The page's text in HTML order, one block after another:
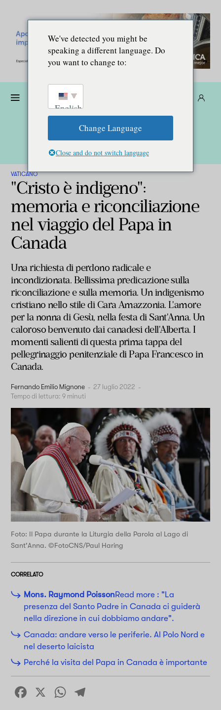
VATICANO
"Cristo è indigeno":
memoria e riconciliazione
nel viaggio del Papa in
Canada
Una richiesta di perdono radicale e
incondizionata. Bellissima predicazione sulla
riconciliazione e sulla memoria. Un indigenismo
cristiano nello stile di Cara Amazzonia. L'amore
per la nonna di Gesù, nella festa di Sant'Anna. Un
caloroso benvenuto dai canadesi dell'Alberta. I
momenti salienti di questa prima tappa del
pellegrinaggio penitenziale di Papa Francesco in
Canada.
Fernando Emilio Mignone - 27 luglio 2022 -
Tempo di lettura: 9 minuti
Foto: Il Papa durante la Liturgia della Parola al Lago di
Sant'Anna. ©FotoCNS/Paul Haring
CORRELATO
Mons. Raymond PoissonRead more : "La
presenza del Santo Padre in Canada ci guiderà
nella direzione in cui dobbiamo andare".
Canada: andare verso le periferie. Al Polo Nord e
nel deserto laicista
Perché la visita del Papa in Canada è importante
Facebook
X WhatsApp
We've detected you might be
speaking a different language. Do
you want to change to:
English
Change Language
Close and do not switch language